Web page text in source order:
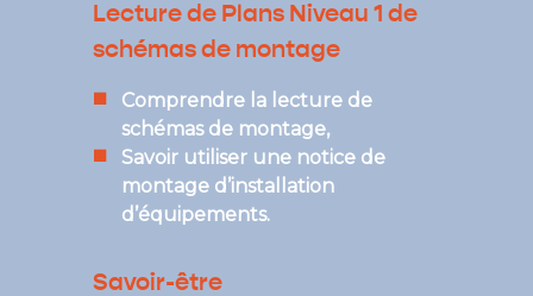
Lecture de Plans Niveau 1 de
schémas de montage
Comprendre la lecture de
schémas de montage,
Savoir utiliser une notice de
montage d’installation
d’équipements.
Savoir-être